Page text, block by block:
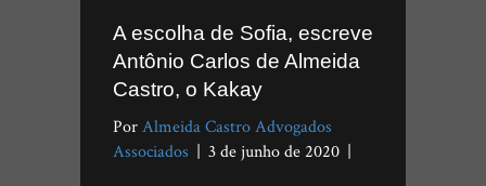
A escolha de Sofia, escreve
Antônio Carlos de Almeida
Castro, o Kakay
PorAlmeida Castro Advogados
Associados | 3 de junho de 2020 |